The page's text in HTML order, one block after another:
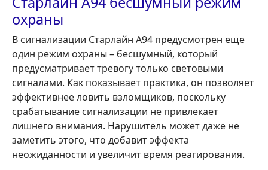
охраны
В сигнализации Старлайн А94 предусмотрен еще
один режим охраны – бесшумный, который
предусматривает тревогу только световыми
сигналами. Как показывает практика, он позволяет
эффективнее ловить взломщиков, поскольку
срабатывание сигнализации не привлекает
лишнего внимания. Нарушитель может даже не
заметить этого, что добавит эффекта
неожиданности и увеличит время реагирования.